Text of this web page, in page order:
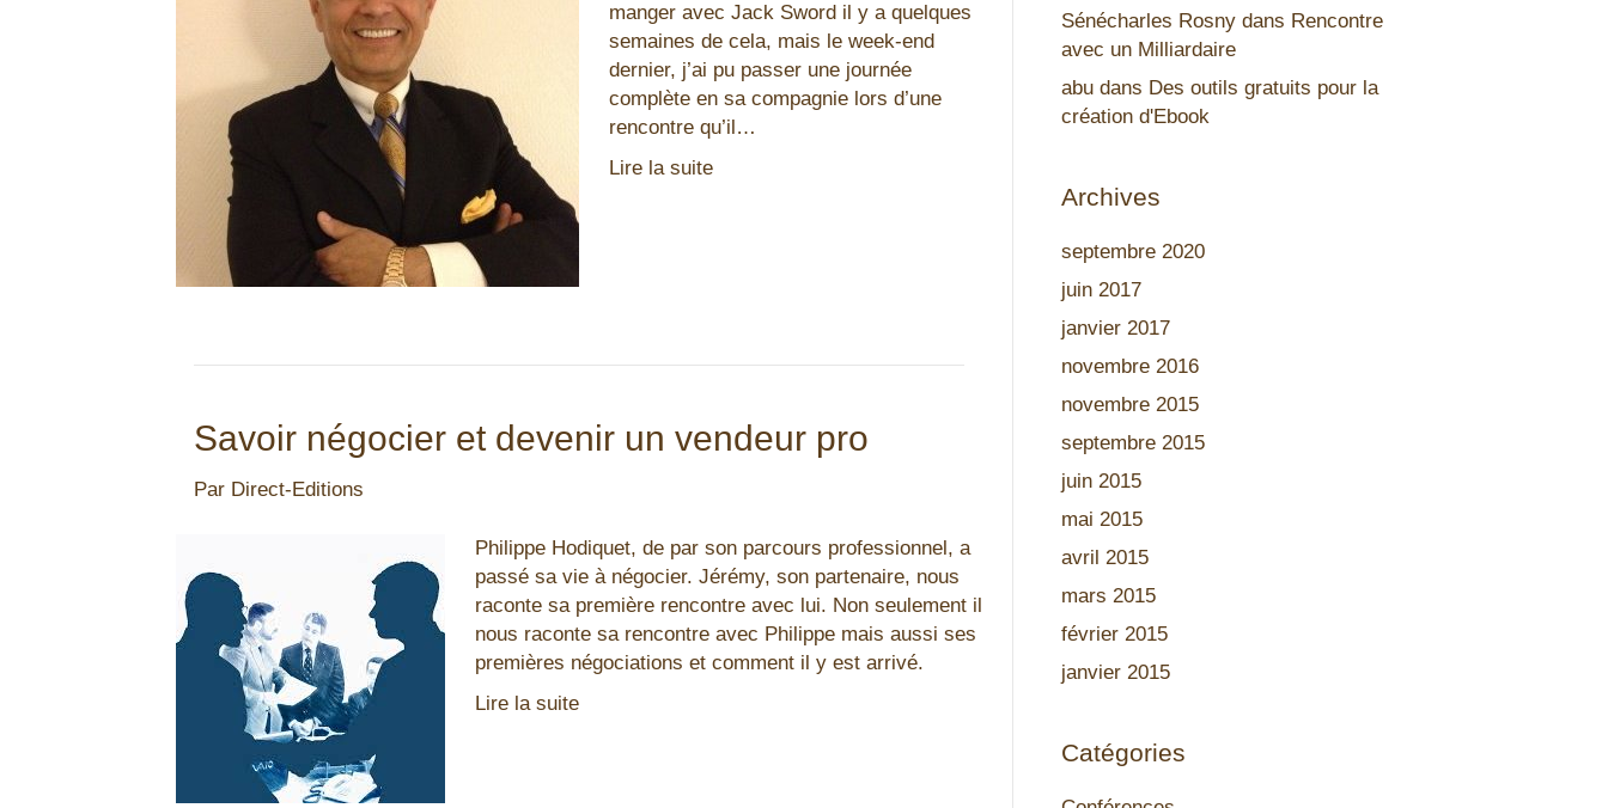
manger avec Jack Sword il y a quelques
semaines de cela, mais le week-end
dernier, j’ai pu passer une journée
complète en sa compagnie lors d’une
rencontre qu’il…
Lire la suite
Savoir négocier et devenir un vendeur pro
Par Direct-Editions
Philippe Hodiquet, de par son parcours professionnel, a
passé sa vie à négocier. Jérémy, son partenaire, nous
raconte sa première rencontre avec lui. Non seulement il
nous raconte sa rencontre avec Philippe mais aussi ses
premières négociations et comment il y est arrivé.
Lire la suite
Sénécharles Rosny dans Rencontre
avec un Milliardaire
abu dans Des outils gratuits pour la
création d'Ebook
Archives
septembre 2020
juin 2017
janvier 2017
novembre 2016
novembre 2015
septembre 2015
juin 2015
mai 2015
avril 2015
mars 2015
février 2015
janvier 2015
Catégories